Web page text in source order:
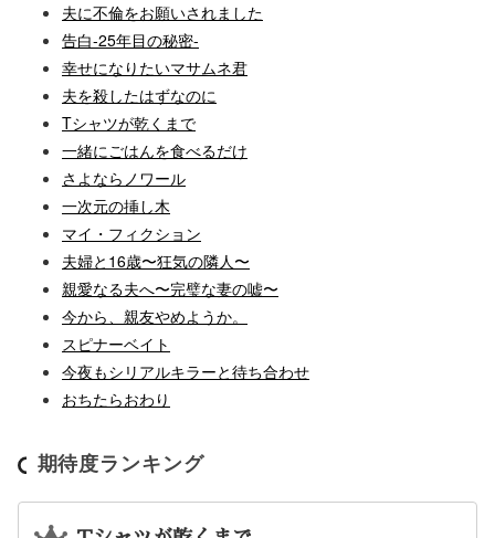
夫に不倫をお願いされました
告白-25年目の秘密-
幸せになりたいマサムネ君
夫を殺したはずなのに
Tシャツが乾くまで
一緒にごはんを食べるだけ
さよならノワール
一次元の挿し木
マイ・フィクション
夫婦と16歳〜狂気の隣人〜
親愛なる夫へ〜完璧な妻の嘘〜
今から、親友やめようか。
スピナーベイト
今夜もシリアルキラーと待ち合わせ
おちたらおわり
期待度ランキング